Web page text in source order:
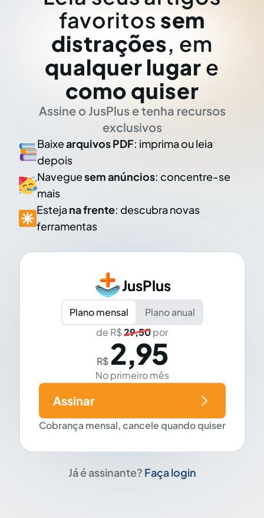
favoritos sem
distrações, em
qualquer lugar e
como quiser
Assine o JusPlus e tenha recursos
exclusivos
Baixearquivos PDF: imprima ou leia
depois
Naveguesem anúncios: concentre-se
mais
Esteja na frente: descubra novas
ferramentas
JusPlus
Plano mensal
Plano anual
de R$29,50por
R$ 2,95
No primeiro mês
Cobrança mensal, cancele quando quiser
Assinar
Já é assinante? Faça login